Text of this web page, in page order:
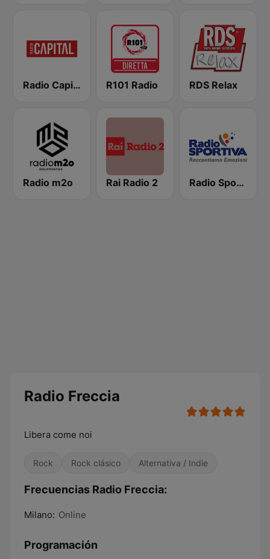
Radio Capital R101 Radio RDS Relax
Radio m2o Rai Radio 2 Radio Sportiva
Radio Freccia
Libera come noi
Rock Rock clásico Alternativa / Indie
Frecuencias Radio Freccia:
Milano: Online
Programación